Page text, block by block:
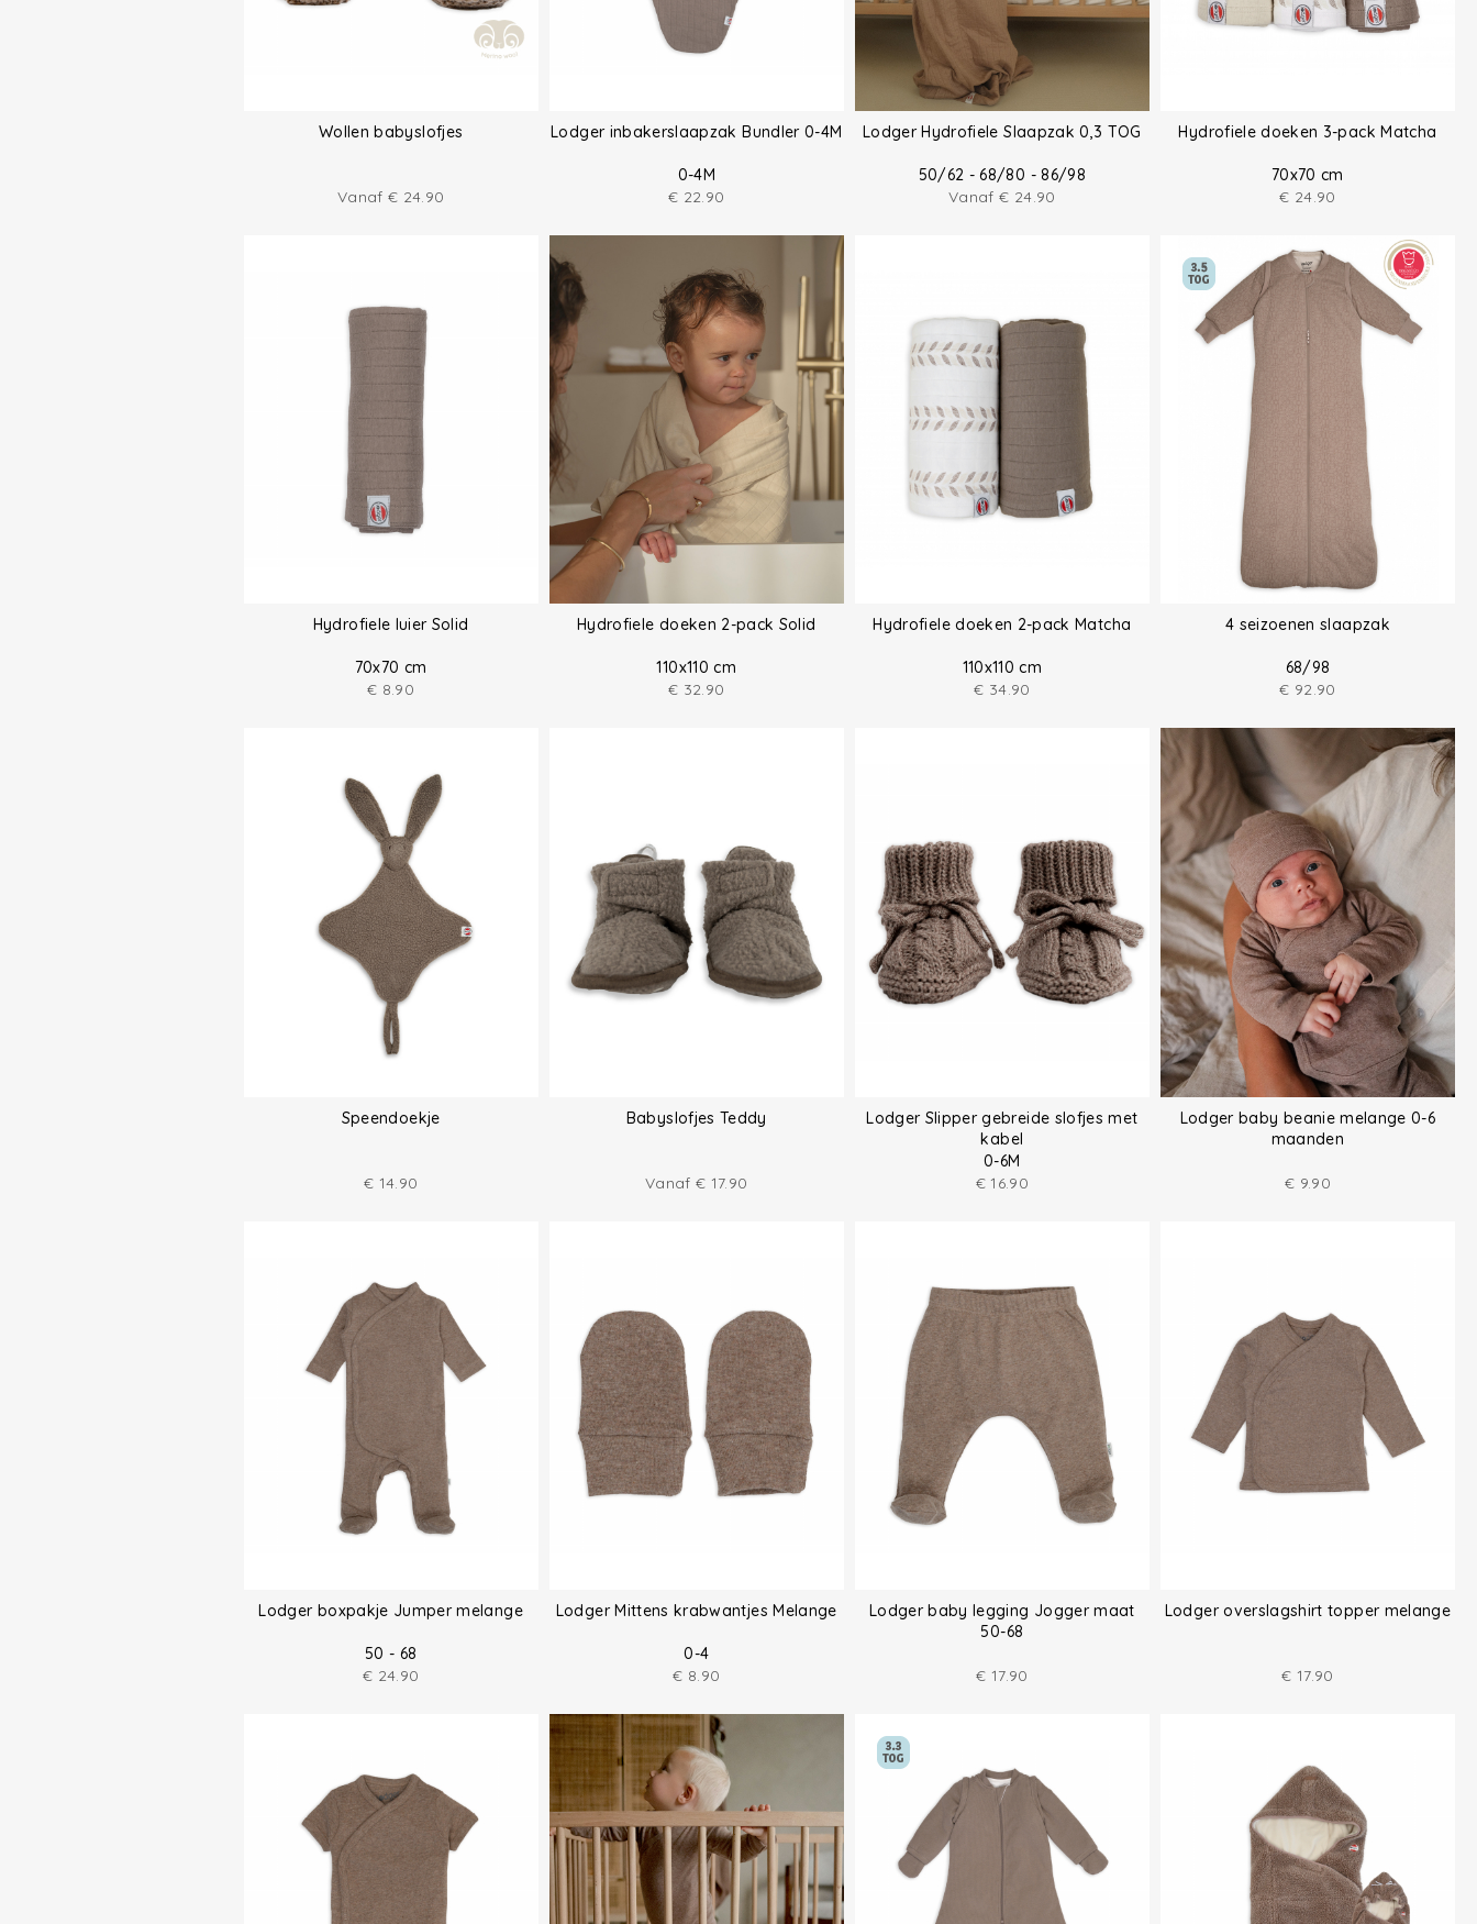
Wollen babyslofjes
Vanaf € 24.90
Lodger inbakerslaapzak Bundler 0-4M
0-4M
€ 22.90
Lodger Hydrofiele Slaapzak 0,3 TOG
50/62 - 68/80 - 86/98
Vanaf€ 24.90
Hydrofiele doeken 3-pack Matcha
70x70 cm
€ 24.90
Hydrofiele luier Solid
70x70 cm
€ 8.90
Hydrofiele doeken 2-pack Solid
110x110 cm
€ 32.90
Hydrofiele doeken 2-pack Matcha
110x110 cm
€ 34.90
4 seizoenen slaapzak
68/98
€ 92.90
Speendoekje
€ 14.90
Babyslofjes Teddy
Vanaf€ 17.90
Lodger Slipper gebreide slofjes met
kabel
0-6M
€ 16.90
Lodger baby beanie melange 0-6
maanden
€ 9.90
Lodger boxpakje Jumper melange
50 - 68
€ 24.90
Lodger Mittens krabwantjes Melange
0-4
€ 8.90
Lodger baby legging Jogger maat
50-68
€ 17.90
Lodger overslagshirt topper melange
€ 17.90